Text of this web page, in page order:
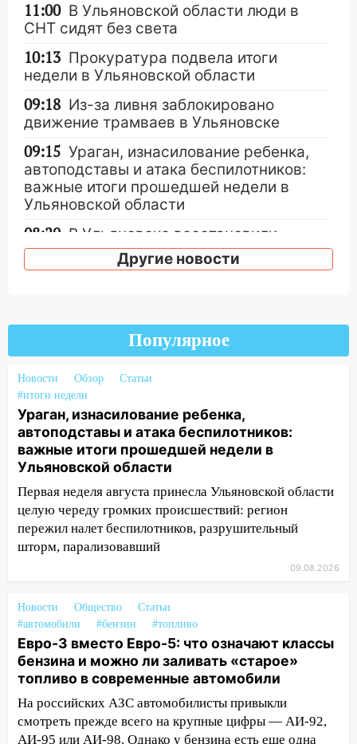
11:00 В Ульяновской области люди в
СНТ сидят без света
10:13 Прокуратура подвела итоги
недели в Ульяновской области
09:18 Из-за ливня заблокировано
движение трамваев в Ульяновске
09:15 Ураган, изнасилование ребенка,
автоподставы и атака беспилотников:
важные итоги прошедшей недели в
Ульяновской области
08:20 В Ульяновске восстановили
трамвайную и троллейбусную
инфраструктуру после шторма.
На Ульяновск снова надвигается
07:30 Евро-3 вместо Евро-5: что
означают классы бензина и можно ли
заливать «старое» топливо в
современные автомобили
06:30 Какая погода будет в Ульяновской
области днем 9 августа
05:05 День, когда всё может
измениться: гороскоп на 9 августа —
три знака получат шанс, который нельзя
08.08.2026
20:10 Во время урагана в Ульяновске на
Волге перевернулась лодка
19:55 В Ульяновске упавшее дерево
заблокировало в машине двух женщин
17:15 В Ульяновской области
ремонтируют девять мостов: один уже
Другие новости
Популярное
Новости Обзор
Статьи
#итоги недели
Ураган, изнасилование ребенка,
автоподставы и атака беспилотников:
важные итоги прошедшей недели в
Ульяновской области
Первая неделя августа принесла Ульяновской области
целую череду громких происшествий: регион
пережил налет беспилотников, разрушительный
шторм, парализовавший
09.08.2026
Новости Общество
Статьи
#автомобили
#бензин #топливо
Евро-3 вместо Евро-5: что означают классы
бензина и можно ли заливать «старое»
топливо в современные автомобили
На российских АЗС автомобилисты привыкли
смотреть прежде всего на крупные цифры — АИ-92,
АИ-95 или АИ-98. Однако у бензина есть еще одна